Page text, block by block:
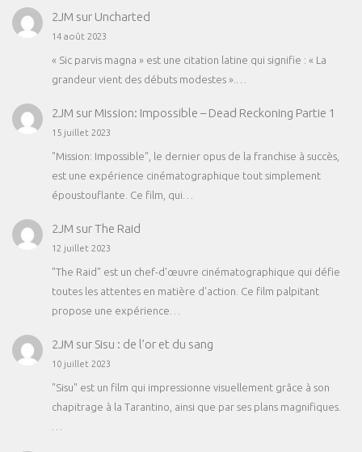
2JM sur Uncharted
14 août 2023
« Sic parvis magna » est une citation latine qui signifie : « La
grandeur vient des débuts modestes ».…
2JM sur Mission: Impossible – Dead Reckoning Partie 1
15 juillet 2023
"Mission: Impossible", le dernier opus de la franchise à succès,
est une expérience cinématographique tout simplement
époustouflante. Ce film, qui…
2JM surThe Raid
12 juillet 2023
"The Raid" est un chef-d'œuvre cinématographique qui défie
toutes les attentes en matière d'action. Ce film palpitant
propose une expérience…
2JM sur Sisu : de l’or et du sang
10 juillet 2023
"Sisu" est un film qui impressionne visuellement grâce à son
chapitrage à la Tarantino, ainsi que par ses plans magnifiques.